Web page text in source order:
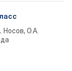
Носов, О.А.